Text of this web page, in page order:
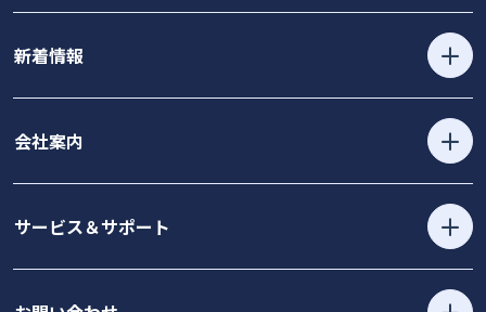
新着情報
会社案内
サービス＆サポート